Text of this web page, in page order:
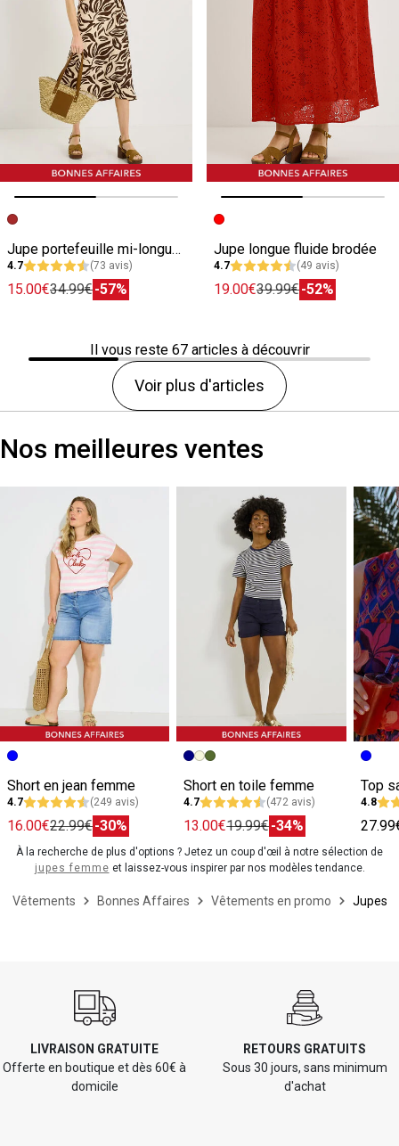
Image précédente
Image suivante
Jupe portefeuille mi-longue en maille
4.7 (73 avis)
15.00€34.99€-57%
Image précédente
Image suivante
Jupe longue fluide brodée
4.7 (49 avis)
19.00€39.99€-52%
Il vous reste 67articles à découvrir
Voir plus d'articles
Nos meilleures ventes
Short en jean femme
4.7 (249 avis)
16.00€22.99€-30%
Short en toile femme
4.7 (472 avis)
13.00€19.99€-34%
4.8
À la recherche de plus d'options ? Jetez un coup d'œil à notre sélection de
jupes femme et laissez-vous inspirer par nos modèles tendance.
Vêtements Bonnes Affaires Vêtements en promo Jupes
LIVRAISON GRATUITE
Offerte en boutique et dès 60€ à
domicile
RETOURS GRATUITS
Sous 30 jours, sans minimum
d'achat